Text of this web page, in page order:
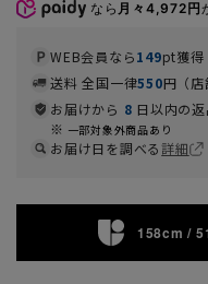
なら 月々4,972円
WEB会員なら149pt獲得
送料 全国一律550円（店
お届けから 8 日以内の
一部対象外商品あり
お届け日を調べる詳細
158cm /